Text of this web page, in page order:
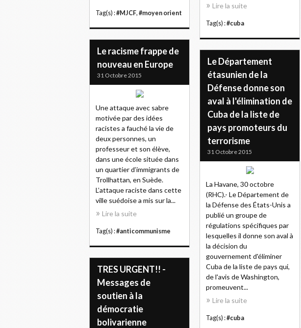
Tag(s) :#MJCF, #moyen orient
Lire la suite
Tag(s) :#cuba
Le racisme frappe de
nouveau en Europe
31 Octobre 2015
Une attaque avec sabre
motivée par des idées
racistes a fauché la vie de
deux personnes, un
professeur et son élève,
dans une école située dans
un quartier d’immigrants de
Trollhattan, en Suède.
L’attaque raciste dans cette
ville suédoise a mis sur la...
Lire la suite
Tag(s) :#anticommunisme
Le Département
étasunien de la
Défense donne son
aval à l'élimination de
Cuba de la liste de
pays promoteurs du
terrorisme
31 Octobre 2015
La Havane, 30 octobre
(RHC).- Le Département de
la Défense des États-Unis a
publié un groupe de
régulations spécifiques par
lesquelles il donne son aval à
la décision du
gouvernement d'éliminer
Cuba de la liste de pays qui,
de l'avis de Washington,
promeuvent...
Lire la suite
Tag(s) :#cuba
TRES URGENT!! -
Messages de
soutien à la
démocratie
bolivarienne